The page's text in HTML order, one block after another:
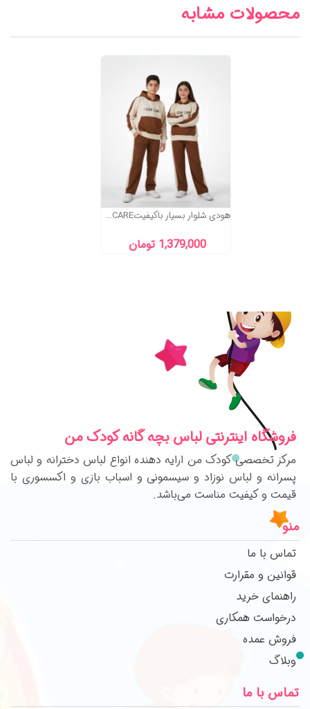
محصولات مشابه
هودی شلوار بسیار باکیفیتI DONT CARE
1,379,000 تومان
فروشگاه اینترنتی لباس بچه گانه کودک من
مرکز تخصصی کودک من ارایه دهنده انواع لباس دخترانه و لباس
پسرانه و لباس نوزاد و سیسمونی و اسباب بازی و اکسسوری با
قیمت و کیفیت مناست می‌باشد.
منو
تماس با ما
قوانین و مقرارت
راهنمای خرید
درخواست همکاری
فروش عمده
وبلاگ
تماس با ما